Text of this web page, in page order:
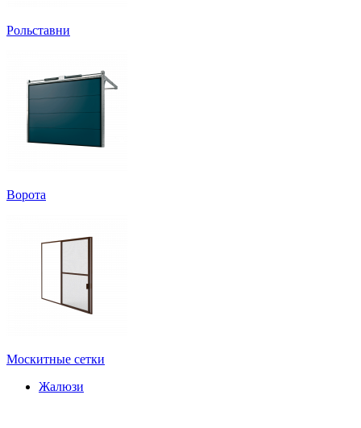
Рольставни
Ворота
Москитные сетки
Жалюзи